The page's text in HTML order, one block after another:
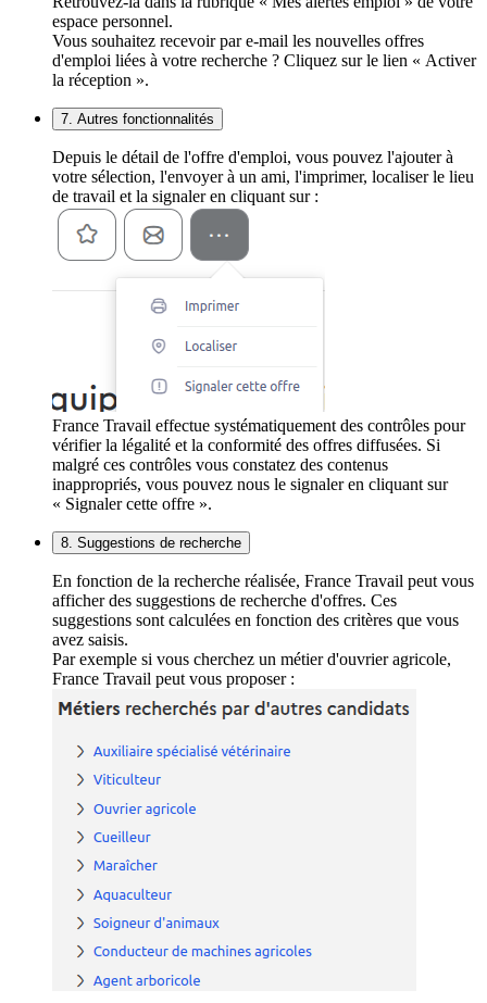
espace personnel.
Vous souhaitez recevoir par e-mail les nouvelles offres
d'emploi liées à votre recherche ? Cliquez sur le lien « Activer
la réception ».
7. Autres fonctionnalités
Depuis le détail de l'offre d'emploi, vous pouvez l'ajouter à
votre sélection, l'envoyer à un ami, l'imprimer, localiser le lieu
de travail et la signaler en cliquant sur :
France Travail effectue systématiquement des contrôles pour
vérifier la légalité et la conformité des offres diffusées. Si
malgré ces contrôles vous constatez des contenus
inappropriés, vous pouvez nous le signaler en cliquant sur
« Signaler cette offre ».
8. Suggestions de recherche
En fonction de la recherche réalisée, France Travail peut vous
afficher des suggestions de recherche d'offres. Ces
suggestions sont calculées en fonction des critères que vous
avez saisis.
Par exemple si vous cherchez un métier d'ouvrier agricole,
France Travail peut vous proposer :